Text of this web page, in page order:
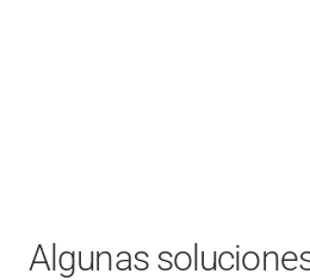
Algunas